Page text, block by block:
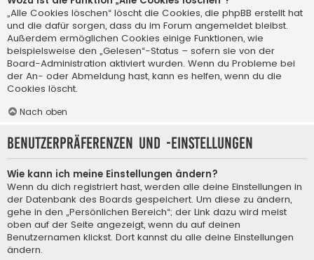
„Alle Cookies löschen“ löscht die Cookies, die phpBB erstellt hat
und die dafür sorgen, dass du im Forum angemeldet bleibst.
Außerdem ermöglichen Cookies einige Funktionen, wie
beispielsweise den „Gelesen“-Status – sofern sie von der
Board-Administration aktiviert wurden. Wenn du Probleme bei
der An- oder Abmeldung hast, kann es helfen, wenn du die
Cookies löscht.
Nach oben
Benutzerpräferenzen und -einstellungen
Wie kann ich meine Einstellungen ändern?
Wenn du dich registriert hast, werden alle deine Einstellungen in
der Datenbank des Boards gespeichert. Um diese zu ändern,
gehe in den „Persönlichen Bereich“; der Link dazu wird meist
oben auf der Seite angezeigt, wenn du auf deinen
Benutzernamen klickst. Dort kannst du alle deine Einstellungen
ändern.